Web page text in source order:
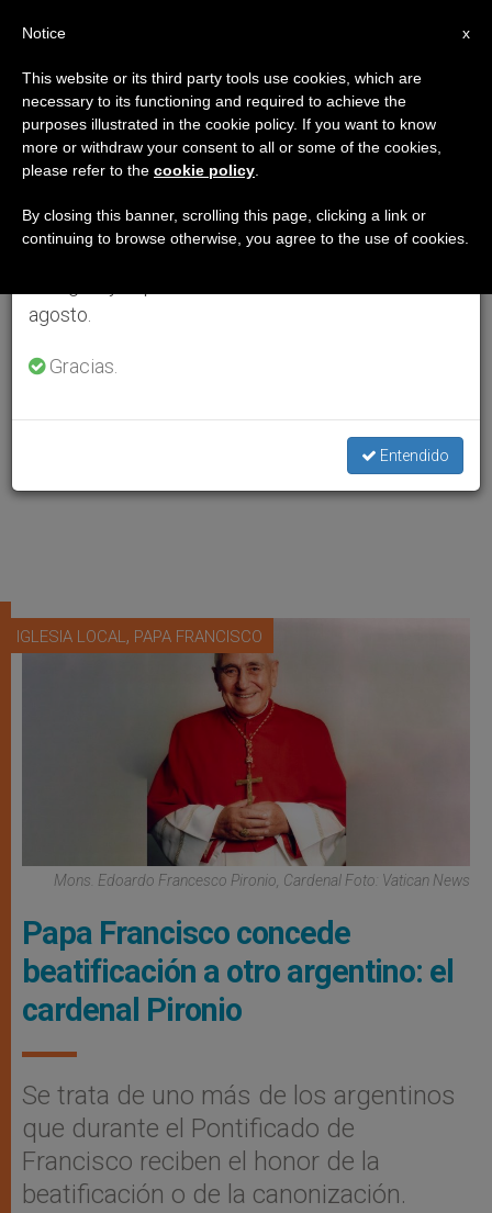
IGLESIA LOCAL, PAPA FRANCISCO
Mons. Edoardo Francesco Pironio, Cardenal Foto: Vatican News
Papa Francisco concede
beatificación a otro argentino: el
cardenal Pironio
Se trata de uno más de los argentinos
que durante el Pontificado de
Francisco reciben el honor de la
beatificación o de la canonización.
×
Aviso importante
Del 27 de julio al 7 de agosto haremos la pausa
anual, aprovechando que en el periodo de verano
se generan menos informaciones y también el
agosto.
Gracias.
Entendido
x
Notice
This website or its third party tools use cookies, which are
necessary to its functioning and required to achieve the
purposes illustrated in the cookie policy. If you want to know
more or withdraw your consent to all or some of the cookies,
please refer to the cookie policy
By closing this banner, scrolling this page, clicking a link or
continuing to browse otherwise, you agree to the use of cookies.